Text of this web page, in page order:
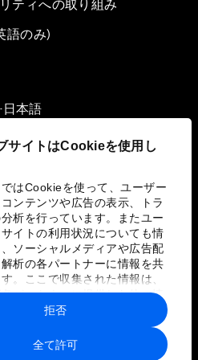
サイトはCookieを使用し
はCookieを使って、ユーザー
ンテンツや広告の表示、トラ
析を行っています。またユー
イトの利用状況についても情
ソーシャルメディアや広告配
析の各パートナーに情報を共
。ここで収集された情報は、
各パートナーに提供した他の情
ナーのサービスを使用した際
た情報と組み合わされ、各パー
て使用されることがありま
全て許可
拒否
ティへの取り組み
語のみ)
▪ 日本語